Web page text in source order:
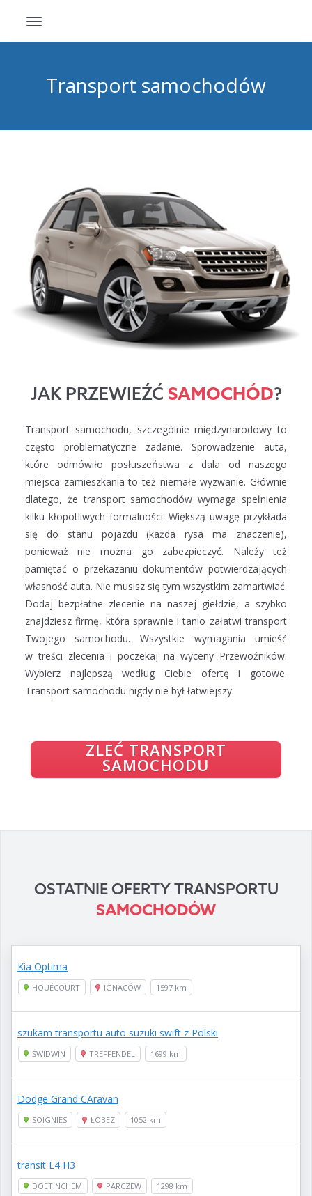
Toggle
Transport samochodów
JAK PRZEWIEŹĆ SAMOCHÓD?
Transport samochodu, szczególnie międzynarodowy to
często problematyczne zadanie. Sprowadzenie auta,
które odmówiło posłuszeństwa z dala od naszego
miejsca zamieszkania to też niemałe wyzwanie. Głównie
dlatego, że transport samochodów wymaga spełnienia
kilku kłopotliwych formalności. Większą uwagę przykłada
się do stanu pojazdu (każda rysa ma znaczenie),
ponieważ nie można go zabezpieczyć. Należy też
pamiętać o przekazaniu dokumentów potwierdzających
własność auta. Nie musisz się tym wszystkim zamartwiać.
Dodaj bezpłatne zlecenie na naszej giełdzie,a szybko
znajdziesz firmę, która sprawniei tanio załatwi transport
Twojego samochodu. Wszystkie wymagania umieść
w treści zlecenia i poczekaj na wyceny Przewoźników.
Wybierz najlepszą według Ciebie ofertęi gotowe.
Transport samochodu nigdy nie był łatwiejszy.
ZLEĆ TRANSPORT
SAMOCHODU
OSTATNIE OFERTY TRANSPORTU
SAMOCHODÓW
Kia Optima
HOUÉCOURT IGNACÓW 1597 km
szukam transportu auto suzuki swift z Polski
ŚWIDWIN TREFFENDEL 1699 km
Dodge Grand CAravan
SOIGNIES ŁOBEZ 1052 km
transit L4 H3
DOETINCHEM PARCZEW 1298 km